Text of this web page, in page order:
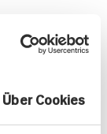
Über Cookies